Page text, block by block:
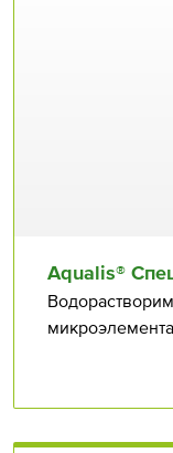
Aqualis®